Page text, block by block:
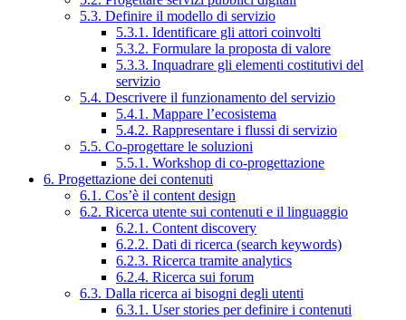
5.3. Definire il modello di servizio
5.3.1. Identificare gli attori coinvolti
5.3.2. Formulare la proposta di valore
5.3.3. Inquadrare gli elementi costitutivi del
servizio
5.4. Descrivere il funzionamento del servizio
5.4.1. Mappare l’ecosistema
5.4.2. Rappresentare i flussi di servizio
5.5. Co-progettare le soluzioni
5.5.1. Workshop di co-progettazione
6. Progettazione dei contenuti
6.1. Cos’è il content design
6.2. Ricerca utente sui contenuti e il linguaggio
6.2.1. Content discovery
6.2.2. Dati di ricerca (search keywords)
6.2.3. Ricerca tramite analytics
6.2.4. Ricerca sui forum
6.3. Dalla ricerca ai bisogni degli utenti
6.3.1. User stories per definire i contenuti